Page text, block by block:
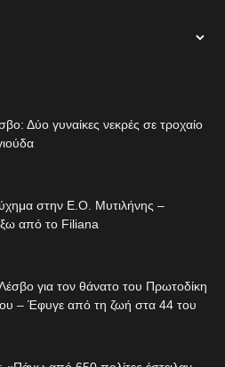
Δύο γυναίκες νεκρές σε τροχαίο
στην Ε.Ο. Μυτιλήνης –
από το Filiana
για τον θάνατο του Πρωτοδίκη
– Έφυγε από τη ζωή στα 44 του